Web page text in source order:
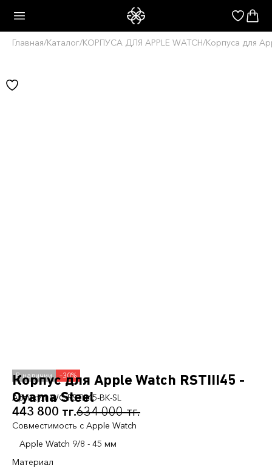
Главная/Каталог/КОРПУСА ДЛЯ APPLE WATCH/Корпуса для
–30%
Корпус для Apple Watch RSTIII45 -
Oyama Steel
Артикул:WC-RSTIII45-BK-SL
443 800 тг.634 000 тг.
Cовместимость с Apple Watch
Apple Watch 9/8 - 45 мм
Материал